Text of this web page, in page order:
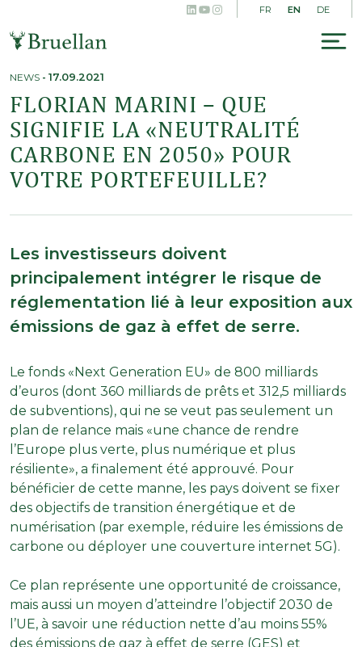
to
content
LinkedIn
YouTube
Instagram
FR EN DE
NEWS - 17.09.2021
FLORIAN MARINI – QUE
SIGNIFIE LA «NEUTRALITÉ
CARBONE EN 2050» POUR
VOTRE PORTEFEUILLE?
Les investisseurs doivent
principalement intégrer le risque de
réglementation lié à leur exposition aux
émissions de gaz à effet de serre.
Le fonds «Next Generation EU» de 800 milliards
d’euros (dont 360 milliards de prêts et 312,5 milliards
de subventions), qui ne se veut pas seulement un
plan de relance mais «une chance de rendre
l’Europe plus verte, plus numérique et plus
résiliente», a finalement été approuvé. Pour
bénéficier de cette manne, les pays doivent se fixer
des objectifs de transition énergétique et de
numérisation (par exemple, réduire les émissions de
carbone ou déployer une couverture internet 5G).
Ce plan représente une opportunité de croissance,
mais aussi un moyen d’atteindre l’objectif 2030 de
l’UE, à savoir une réduction nette d’au moins 55%
des émissions de gaz à effet de serre (GES) et